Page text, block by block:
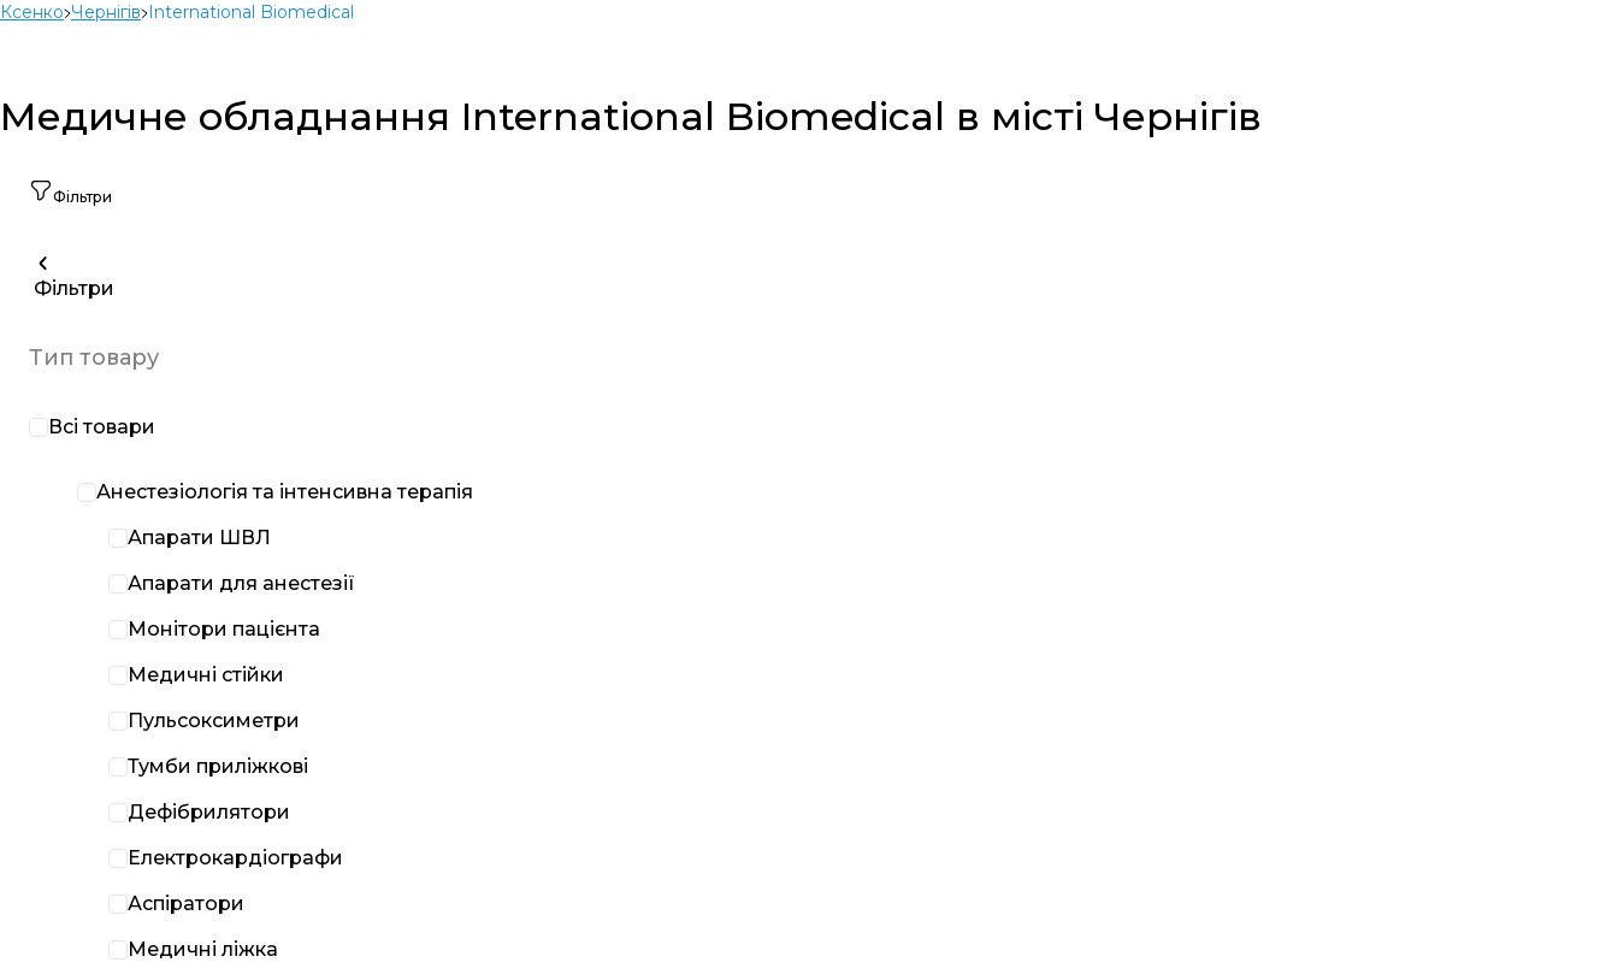
Ксенко Чернігів International Biomedical
Медичне обладнання International Biomedical в місті Чернігів
Фільтри
Фільтри
Тип товару
Всі товари
Анестезіологія та інтенсивна терапія
Апарати ШВЛ
Апарати для анестезії
Монітори пацієнта
Медичні стійки
Пульсоксиметри
Тумби приліжкові
Дефібрилятори
Електрокардіографи
Аспіратори
Медичні ліжка